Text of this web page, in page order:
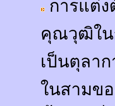
การแต่
คุณวุฒิใน
เป็นตุลา
ในสามข